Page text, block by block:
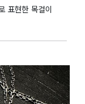
표현한 목걸이